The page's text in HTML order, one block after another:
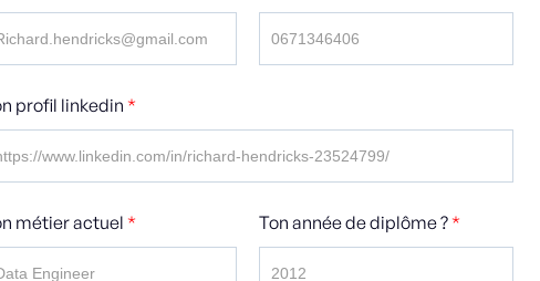
profil linkedin*
métier actuel* Ton année de diplôme ?*